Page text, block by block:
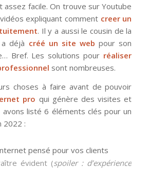
assez facile. On trouve sur Youtube
expliquant comment creer un
. Il y a aussi le cousin de la
déjà créé un site web pour son
Bref. Les solutions pour réaliser
sont nombreuses.
choses à faire avant de pouvoir
pro qui génère des visites et
listé 6 éléments clés pour un
2022 :
pensé pour vos clients
évident (spoiler : d’expérience